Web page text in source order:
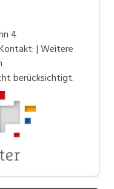
4
| Weitere
berücksichtigt.